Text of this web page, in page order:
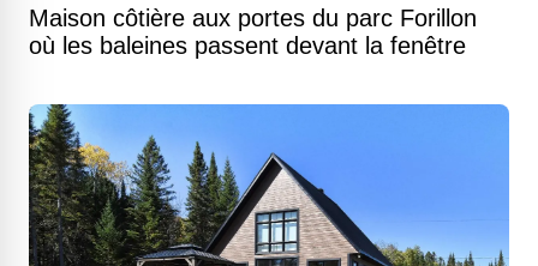
Maison côtière aux portes du parc Forillon
où les baleines passent devant la fenêtre